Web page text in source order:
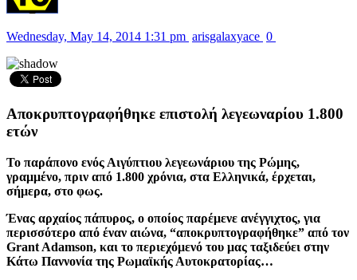
Wednesday, May 14, 2014 1:31 pm arisgalaxyace 0
Αποκρυπτογραφήθηκε επιστολή λεγεωναρίου 1.800
ετών
Το παράπονο ενός Αιγύπτιου λεγεωνάριου της Ρώμης,
γραμμένο, πριν από 1.800 χρόνια, στα Ελληνικά, έρχεται,
σήμερα, στο φως.
Ένας αρχαίος πάπυρος, ο οποίος παρέμενε ανέγγιχτος, για
περισσότερο από έναν αιώνα, “αποκρυπτογραφήθηκε” από τον
Grant Adamson, και το περιεχόμενό του μας ταξιδεύει στην
Κάτω Παννονία της Ρωμαϊκής Αυτοκρατορίας…